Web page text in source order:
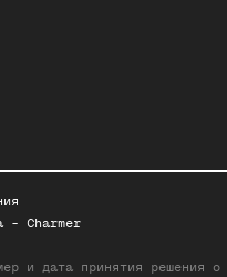
- Charmer
и дата принятия решения о